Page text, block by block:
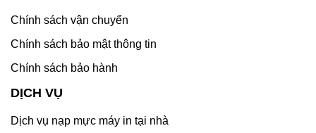
Chính sách vận chuyển
Chính sách bảo mật thông tin
Chính sách bảo hành
DỊCH VỤ
Dịch vụ nạp mực máy in tại nhà